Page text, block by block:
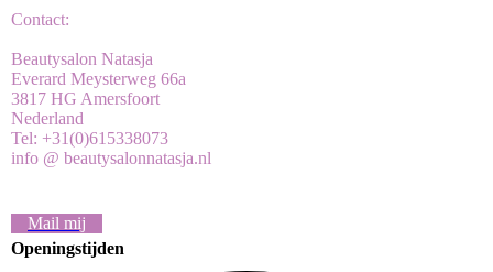
Contact:
Beautysalon Natasja
Everard Meysterweg 66a
3817 HG Amersfoort
Nederland
Tel: +31(0)615338073
info @ beautysalonnatasja.nl
Mail mij
Openingstijden